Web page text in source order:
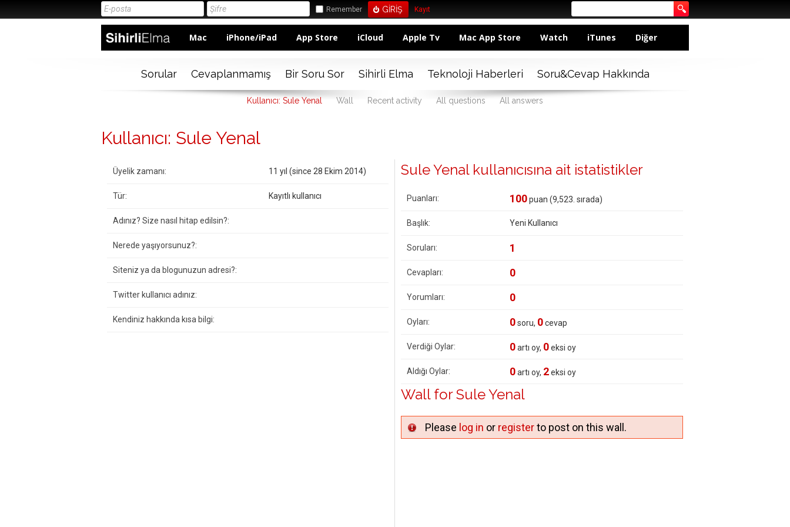
Remember Kayıt
Mac iPhone/iPad App Store iCloud Apple Tv Mac App Store Watch iTunes Diğer
Sorular Cevaplanmamış Bir Soru Sor Sihirli Elma Teknoloji Haberleri Soru&Cevap Hakkında
Kullanıcı: Sule Yenal Wall Recent activity All questions All answers
Kullanıcı: Sule Yenal
Üyelik zamanı: 11 yıl (since 28 Ekim 2014)
Tür: Kayıtlı kullanıcı
Adınız? Size nasıl hitap edilsin?:
Nerede yaşıyorsunuz?:
Siteniz ya da blogunuzun adresi?:
Twitter kullanıcı adınız:
Kendiniz hakkında kısa bilgi:
Sule Yenal kullanıcısına ait istatistikler
Puanları: 100puan (9,523 . sırada)
Başlık: Yeni Kullanıcı
Soruları: 1
Cevapları: 0
Yorumları: 0
Oyları: 0soru, 0cevap
Verdiği Oylar: 0artı oy, 0eksi oy
Aldığı Oylar: 0artı oy, 2eksi oy
Wall for Sule Yenal
Please log in or registerto post on this wall.